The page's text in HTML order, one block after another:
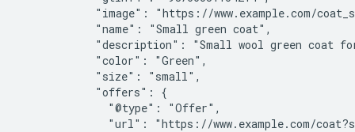
"image": "https://www.example.com/
            "name": "Small green coat",
"description": "Small wool green coat
            "color": "Green",
            "size": "small",
            "offers": {
              "@type": "Offer",
"url": "https://www.example.com/